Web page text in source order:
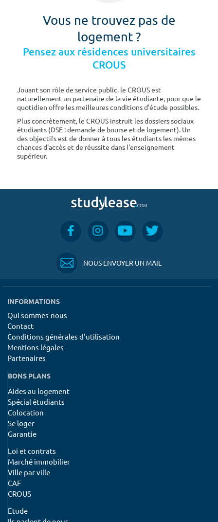
Vous ne trouvez pas de
logement ?
Pensez aux résidences universitaires
CROUS
Jouant son rôle de service public, le CROUS est
naturellement un partenaire de la vie étudiante, pour que le
quotidien offre les meilleures conditions d'étude possibles.
Plus concrètement, le CROUS instruit les dossiers sociaux
étudiants (DSE : demande de bourse et de logement). Un
des objectifs est de donner à tous les étudiants les mêmes
chances d'accès et de réussite dans l'enseignement
supérieur.
NOUS ENVOYER UN MAIL
INFORMATIONS
Qui sommes-nous
Contact
Conditions générales d'utilisation
Mentions légales
Partenaires
BONS PLANS
Aides au logement
Spécial étudiants
Colocation
Se loger
Garantie
Loi et contrats
Marché immobilier
Ville par ville
CAF
CROUS
Etude